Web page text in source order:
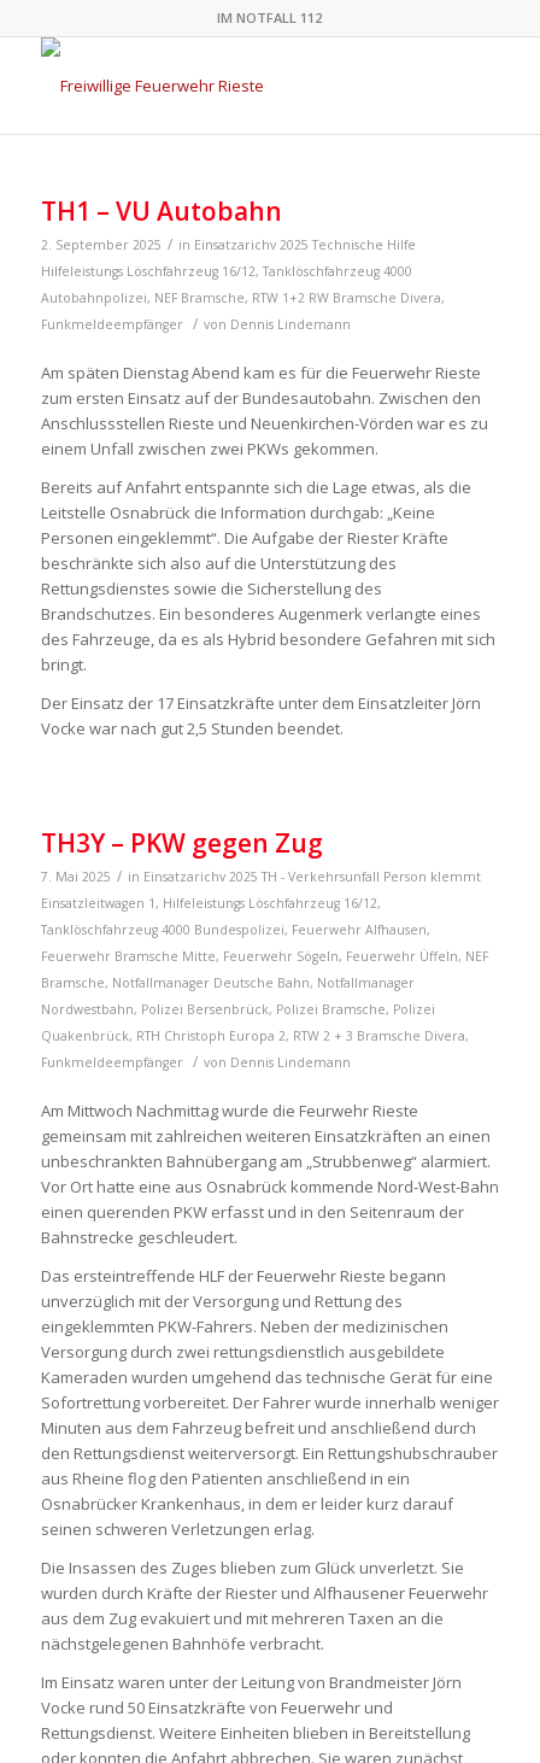
IM NOTFALL 112
TH1 – VU Autobahn
2. September 2025 / in Einsatzarichv 2025 Technische Hilfe
Hilfeleistungs Löschfahrzeug 16/12,Tanklöschfahrzeug 4000
Autobahnpolizei, NEF Bramsche, RTW 1+2 RW Bramsche Divera,
Funkmeldeempfänger
/ von Dennis Lindemann
Am späten Dienstag Abend kam es für die Feuerwehr Rieste
zum ersten Einsatz auf der Bundesautobahn. Zwischen den
Anschlussstellen Rieste und Neuenkirchen-Vörden war es zu
einem Unfall zwischen zwei PKWs gekommen.
Bereits auf Anfahrt entspannte sich die Lage etwas, als die
Leitstelle Osnabrück die Information durchgab: „Keine
Personen eingeklemmt“. Die Aufgabe der Riester Kräfte
beschränkte sich also auf die Unterstützung des
Rettungsdienstes sowie die Sicherstellung des
Brandschutzes. Ein besonderes Augenmerk verlangte eines
des Fahrzeuge, da es als Hybrid besondere Gefahren mit sich
bringt.
Der Einsatz der 17 Einsatzkräfte unter dem Einsatzleiter Jörn
Vocke war nach gut 2,5 Stunden beendet.
TH3Y – PKW gegen Zug
7. Mai 2025 / in Einsatzarichv 2025 TH - Verkehrsunfall Person klemmt
Einsatzleitwagen 1, Hilfeleistungs Löschfahrzeug 16/12,
Tanklöschfahrzeug 4000 Bundespolizei, Feuerwehr Alfhausen,
Feuerwehr Bramsche Mitte, Feuerwehr Sögeln, Feuerwehr Üffeln, NEF
Bramsche, Notfallmanager Deutsche Bahn, Notfallmanager
Nordwestbahn, Polizei Bersenbrück, Polizei Bramsche, Polizei
Quakenbrück, RTH Christoph Europa 2, RTW 2 + 3 Bramsche Divera,
Funkmeldeempfänger
/ von Dennis Lindemann
Am Mittwoch Nachmittag wurde die Feurwehr Rieste
gemeinsam mit zahlreichen weiteren Einsatzkräften an einen
unbeschrankten Bahnübergang am „Strubbenweg“ alarmiert.
Vor Ort hatte eine aus Osnabrück kommende Nord-West-Bahn
einen querenden PKW erfasst und in den Seitenraum der
Bahnstrecke geschleudert.
Das ersteintreffende HLF der Feuerwehr Rieste begann
unverzüglich mit der Versorgung und Rettung des
eingeklemmten PKW-Fahrers. Neben der medizinischen
Versorgung durch zwei rettungsdienstlich ausgebildete
Kameraden wurden umgehend das technische Gerät für eine
Sofortrettung vorbereitet. Der Fahrer wurde innerhalb weniger
Minuten aus dem Fahrzeug befreit und anschließend durch
den Rettungsdienst weiterversorgt. Ein Rettungshubschrauber
aus Rheine flog den Patienten anschließend in ein
Osnabrücker Krankenhaus, in dem er leider kurz darauf
seinen schweren Verletzungen erlag.
Die Insassen des Zuges blieben zum Glück unverletzt. Sie
wurden durch Kräfte der Riester und Alfhausener Feuerwehr
aus dem Zug evakuiert und mit mehreren Taxen an die
nächstgelegenen Bahnhöfe verbracht.
Im Einsatz waren unter der Leitung von Brandmeister Jörn
Vocke rund 50 Einsatzkräfte von Feuerwehr und
Rettungsdienst. Weitere Einheiten blieben in Bereitstellung
oder konnten die Anfahrt abbrechen. Sie waren zunächst